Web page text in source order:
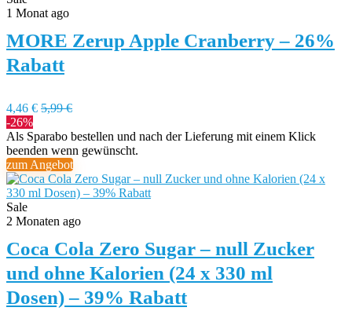
1 Monat ago
MORE Zerup Apple Cranberry – 26%
Rabatt
4,46 € 5,99 €
-26%
Als Sparabo bestellen und nach der Lieferung mit einem Klick
beenden wenn gewünscht.
zum Angebot
Sale
2 Monaten ago
Coca Cola Zero Sugar – null Zucker
und ohne Kalorien (24 x 330 ml
Dosen) – 39% Rabatt